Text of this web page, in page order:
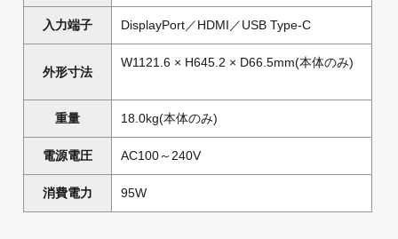
入力端子 DisplayPort／HDMI／USB Type-C
外形寸法
W1121.6 × H645.2 × D66.5mm(本体のみ)
重量 18.0kg(本体のみ)
電源電圧 AC100～240V
消費電力 95W